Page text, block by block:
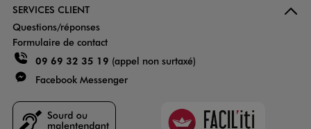
SERVICES CLIENT
Questions/réponses
Formulaire de contact
09 69 32 35 19 (appel non surtaxé)
Facebook Messenger
Faciliti